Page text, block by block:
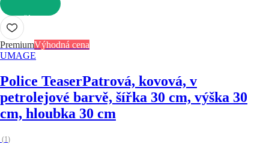
DO KOŠÍKU
PremiumVýhodná cena
UMAGE
Police TeaserPatrová, kovová, v
petrolejové barvě, šířka 30 cm, výška 30
cm, hloubka 30 cm
(1)